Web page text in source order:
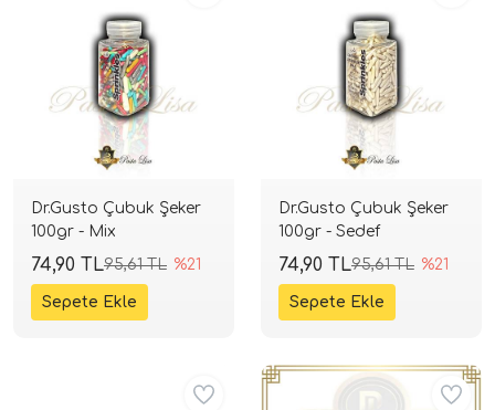
Dr.Gusto Çubuk Şeker
100gr - Mix
95,61 TL %21
74,90 TL
Dr.Gusto Çubuk Şeker
100gr - Sedef
95,61 TL %21
74,90 TL